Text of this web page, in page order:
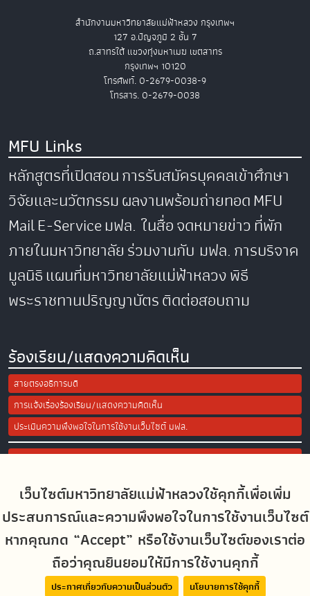
เว็บไซต์มหาวิทยาลัยแม่ฟ้าหลวงใช้คุกกี้เพื่อเพิ่ม
ประสบการณ์และความพึงพอใจในการใช้งานเว็บไซต์
หากคุณกด “Accept” หรือใช้งานเว็บไซต์ของเราต่อ
ถือว่าคุณยินยอมให้มีการใช้งานคุกกี้
ประกาศเกี่ยวกับความเป็นส่วนตัว นโยบายการใช้คุกกี้
สำนักงานมหาวิทยาลัยแม่ฟ้าหลวง กรุงเทพฯ
127 อ.ปัญจภูมิ 2 ชั้น 7
ถ.สาทรใต้ แขวงทุ่งมหาเมฆ เขตสาทร
กรุงเทพฯ 10120
โทรศัพท์. 0-2679-0038-9
โทรสาร. 0-2679-0038
MFU Links
หลักสูตรที่เปิดสอนการรับสมัครบุคคลเข้าศึกษา
วิจัยและนวัตกรรมผลงานพร้อมถ่ายทอดMFU
MailE-Serviceมฟล. ในสื่อจดหมายข่าวที่พัก
ภายในมหาวิทยาลัยร่วมงานกับ มฟล.การบริจาค
มูลนิธิแผนที่มหาวิทยาลัยแม่ฟ้าหลวงพิธี
พระราชทานปริญญาบัตรติดต่อสอบถาม
ร้องเรียน/แสดงความคิดเห็น
สายตรงอธิการบดี
การแจ้งเรื่องร้องเรียน/แสดงความคิดเห็น
ประเมินความพึงพอใจในการใช้งานเว็บไซต์ มฟล.
Site Map
Social Media
MFUconnect